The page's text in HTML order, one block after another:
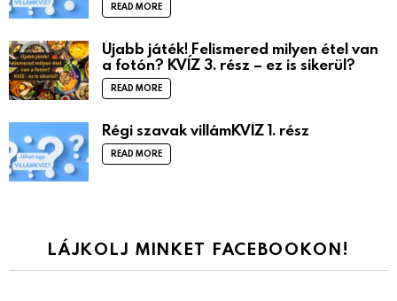
READ MORE
Újabb játék! Felismered milyen étel van
a fotón? KVÍZ 3. rész – ez is sikerül?
READ MORE
Régi szavak villámKVÍZ 1. rész
READ MORE
LÁJKOLJ MINKET FACEBOOKON!